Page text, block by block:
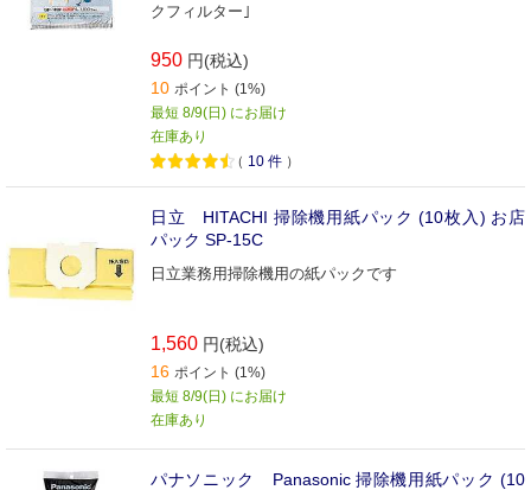
クフィルター｣
950 円(税込)
10 ポイント (1%)
最短 8/9(日) にお届け
在庫あり
（ 10 件 ）
日立 HITACHI 掃除機用紙パック (10枚入) お店
パック SP-15C
日立業務用掃除機用の紙パックです
1,560 円(税込)
16 ポイント (1%)
最短 8/9(日) にお届け
在庫あり
パナソニック Panasonic 掃除機用紙パック (10